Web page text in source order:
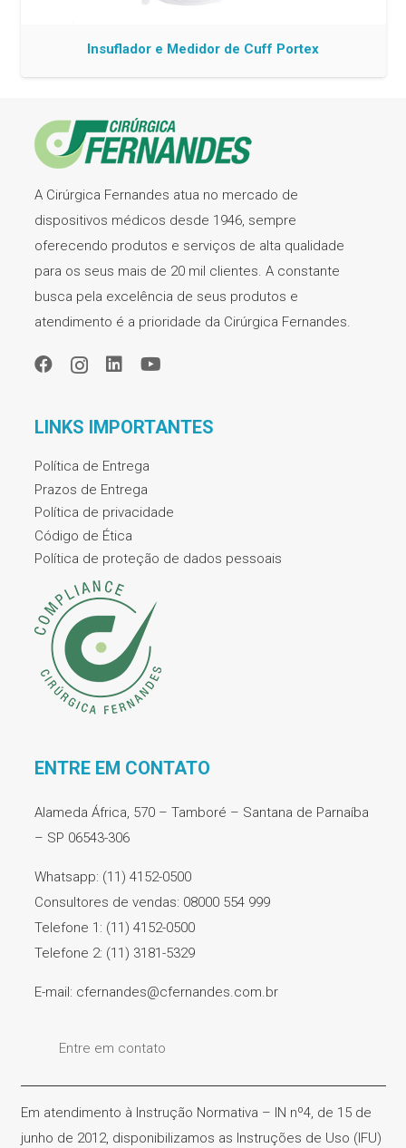
Insuflador e Medidor de Cuff Portex
A Cirúrgica Fernandes atua no mercado de
dispositivos médicos desde 1946, sempre
oferecendo produtos e serviços de alta qualidade
para os seus mais de 20 mil clientes. A constante
busca pela excelência de seus produtos e
atendimento é a prioridade da Cirúrgica Fernandes.
LINKS IMPORTANTES
Política de Entrega
Prazos de Entrega
Política de privacidade
Código de Ética
Política de proteção de dados pessoais
ENTRE EM CONTATO
Alameda África, 570 – Tamboré – Santana de Parnaíba
– SP 06543-306
Whatsapp: (11) 4152-0500
Consultores de vendas: 08000 554 999
Telefone 1: (11) 4152-0500
Telefone 2: (11) 3181-5329
E-mail: cfernandes@cfernandes.com.br
Entre em contato
Em atendimento à Instrução Normativa – IN nº4, de 15 de
junho de 2012, disponibilizamos as Instruções de Uso (IFU)